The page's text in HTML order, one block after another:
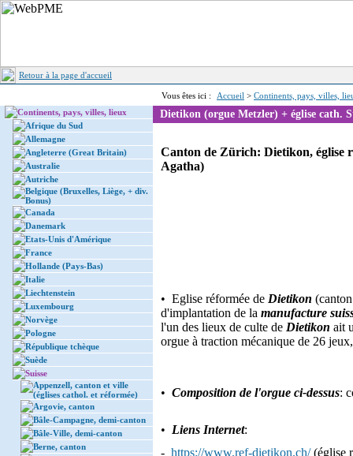
Retour à la page d'accueil
Vous êtes ici : Accueil > Continents, pays, villes,
Continents, pays, villes, lieux
Afrique du Sud
Allemagne
Angleterre (Great Britain)
Australie
Autriche
Belgique (Bruxelles, Liège, + div.
Bonus)
Canada
Danemark
Etats-Unis d'Amérique
France
Hollande (Pays-Bas)
Italie
Liechtenstein
Luxembourg
Norvège
Pologne
République tchèque
Suède
Suisse
Appenzell, canton et ville
(églises cathol. et réformée)
Argovie, canton
Bâle-Campagne, demi-canton
Bâle-Ville, demi-canton
Berne, canton
Dietikon (orgue Metzler) + église cath.
Canton de Zürich: Dietikon, église
Agatha)
• Eglise réformée de Dietikon
d'implantation de la manufacture
l'un des lieux de culte de Dietikon ait
orgue à traction mécanique de 26
• Composition de l'orgue ci-dessus:
• Liens Internet:
- https://www.ref-dietikon.ch/(église